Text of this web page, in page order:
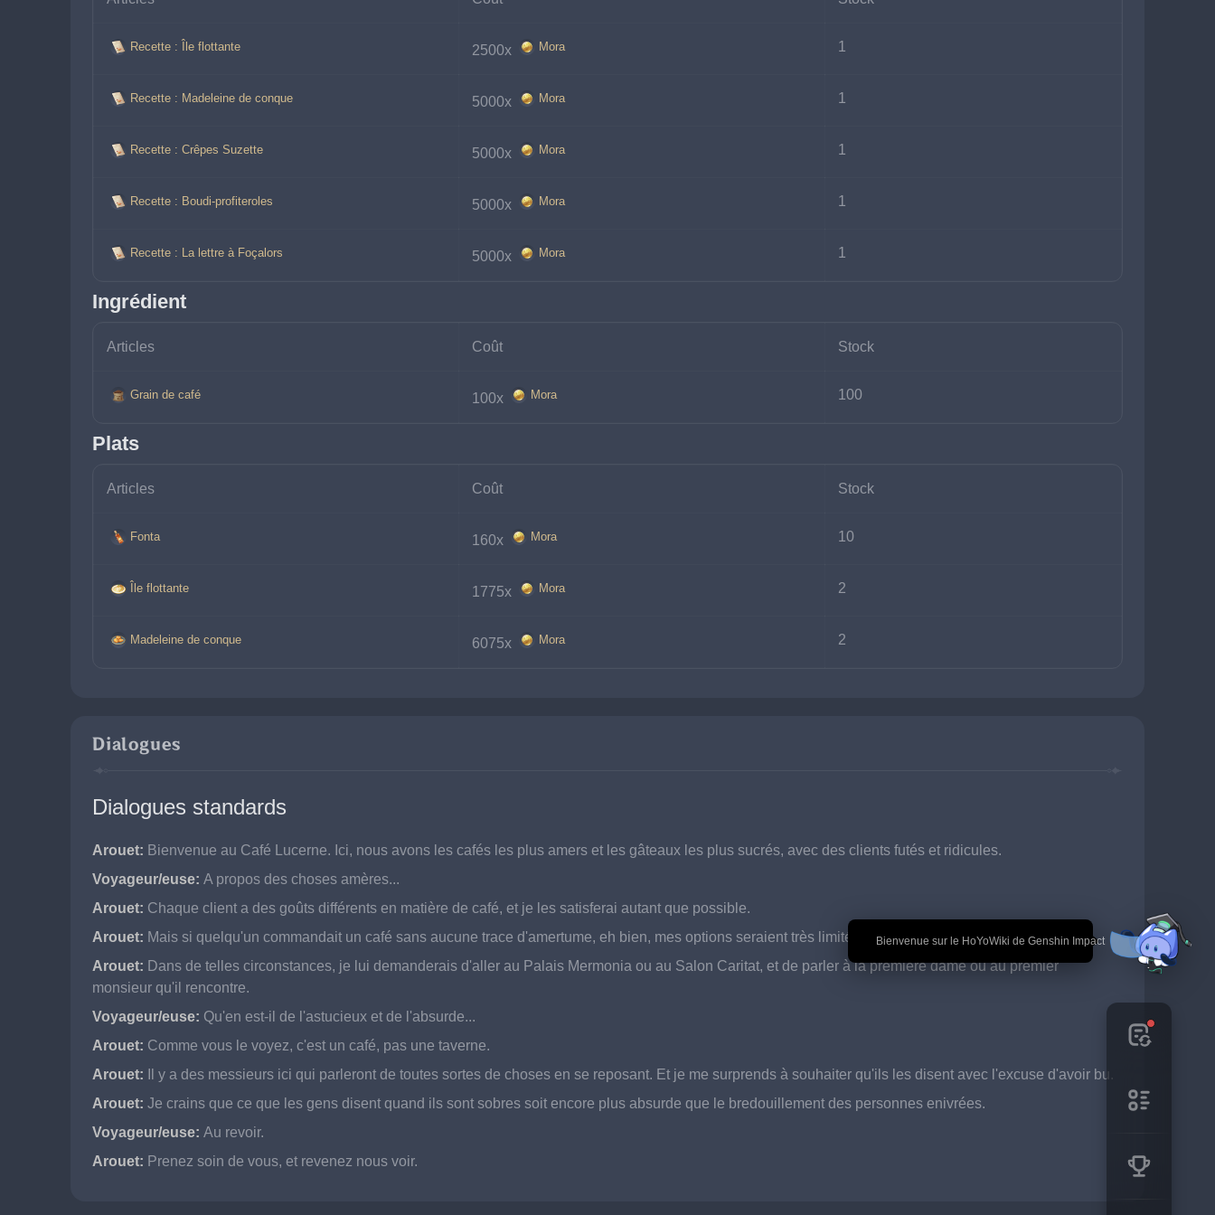
🎉 Bienvenue sur le HoYoWiki de Genshin Impact
Recette : Île flottante 2500x Mora 1
Recette : Madeleine de conque 5000x Mora 1
Recette : Crêpes Suzette 5000x Mora 1
Recette : Boudi-profiteroles 5000x Mora 1
Recette : La lettre à Foçalors 5000x Mora 1
Ingrédient
Articles Coût Stock
Grain de café 100x Mora 100
Plats
Articles Coût Stock
Fonta 160x Mora 10
Île flottante 1775x Mora 2
Madeleine de conque 6075x Mora 2
Dialogues
Dialogues standards
Arouet: Bienvenue au Café Lucerne. Ici, nous avons les cafés les plus amers et les gâteaux les plus sucrés, avec des clients futés et ridicules.
Voyageur/euse: A propos des choses amères...
Arouet: Chaque client a des goûts différents en matière de café, et je les satisferai autant que possible.
Arouet: Mais si quelqu'un commandait un café sans aucune trace d'amertume, eh bien, mes options seraient très limitées.
Arouet: Dans de telles circonstances, je lui demanderais d'aller au Palais Mermonia ou au Salon Caritat, et de parler à la première dame ou au premier
monsieur qu'il rencontre.
Voyageur/euse: Qu'en est-il de l'astucieux et de l'absurde...
Arouet: Comme vous le voyez, c'est un café, pas une taverne.
Arouet:
Il y a des messieurs ici qui parleront de toutes sortes de choses en se reposant. Et je me surprends à souhaiter qu'ils les disent avec l'excuse d'avoir bu.
Arouet: Je crains que ce que les gens disent quand ils sont sobres soit encore plus absurde que le bredouillement des personnes enivrées.
Voyageur/euse: Au revoir.
Arouet: Prenez soin de vous, et revenez nous voir.